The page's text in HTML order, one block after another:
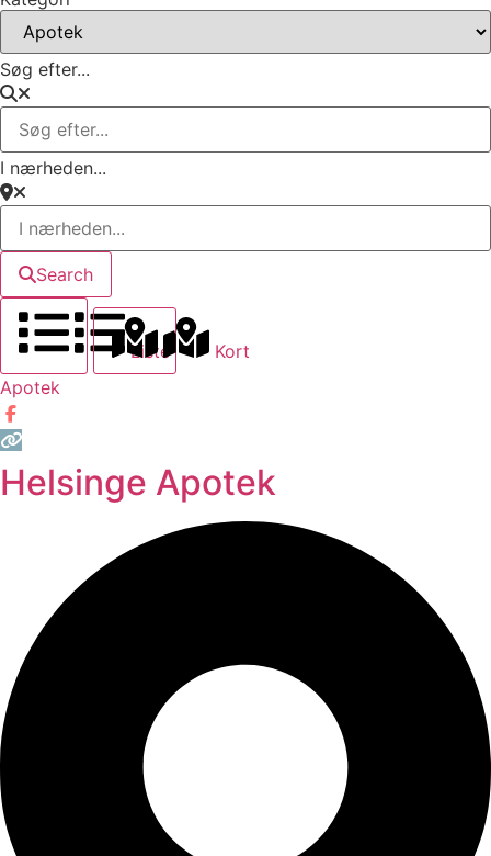
Søg efter...
I nærheden...
Search
Liste
Kort
Apotek
Helsinge Apotek